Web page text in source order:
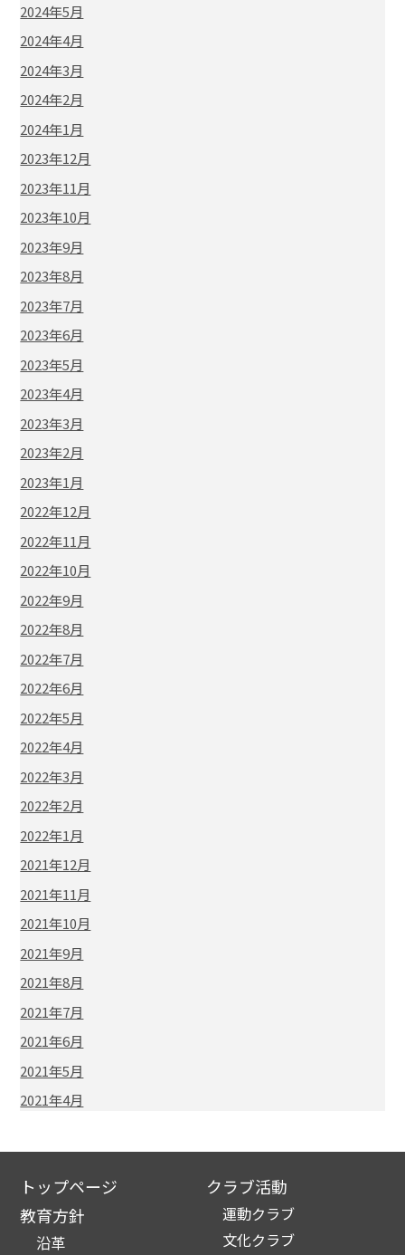
2024年5月
2024年4月
2024年3月
2024年2月
2024年1月
2023年12月
2023年11月
2023年10月
2023年9月
2023年8月
2023年7月
2023年6月
2023年5月
2023年4月
2023年3月
2023年2月
2023年1月
2022年12月
2022年11月
2022年10月
2022年9月
2022年8月
2022年7月
2022年6月
2022年5月
2022年4月
2022年3月
2022年2月
2022年1月
2021年12月
2021年11月
2021年10月
2021年9月
2021年8月
2021年7月
2021年6月
2021年5月
2021年4月
トップページ
教育方針
沿革
クラブ活動
運動クラブ
文化クラブ